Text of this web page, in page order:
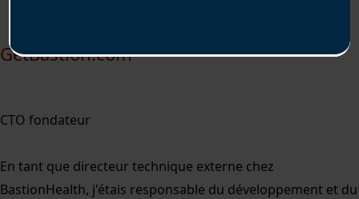
GetBastion.com
CTO fondateur
En tant que directeur technique externe chez
BastionHealth, j'étais responsable du développement et du